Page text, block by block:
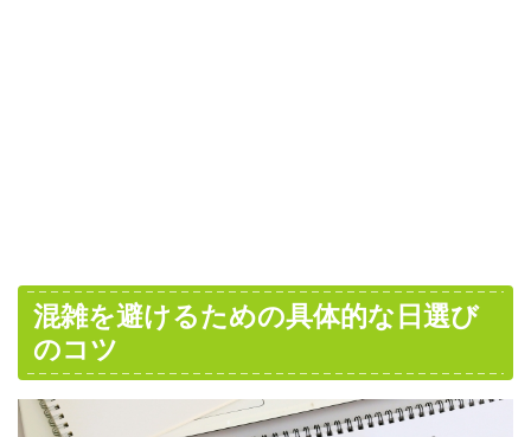
混雑を避けるための具体的な日選び
のコツ